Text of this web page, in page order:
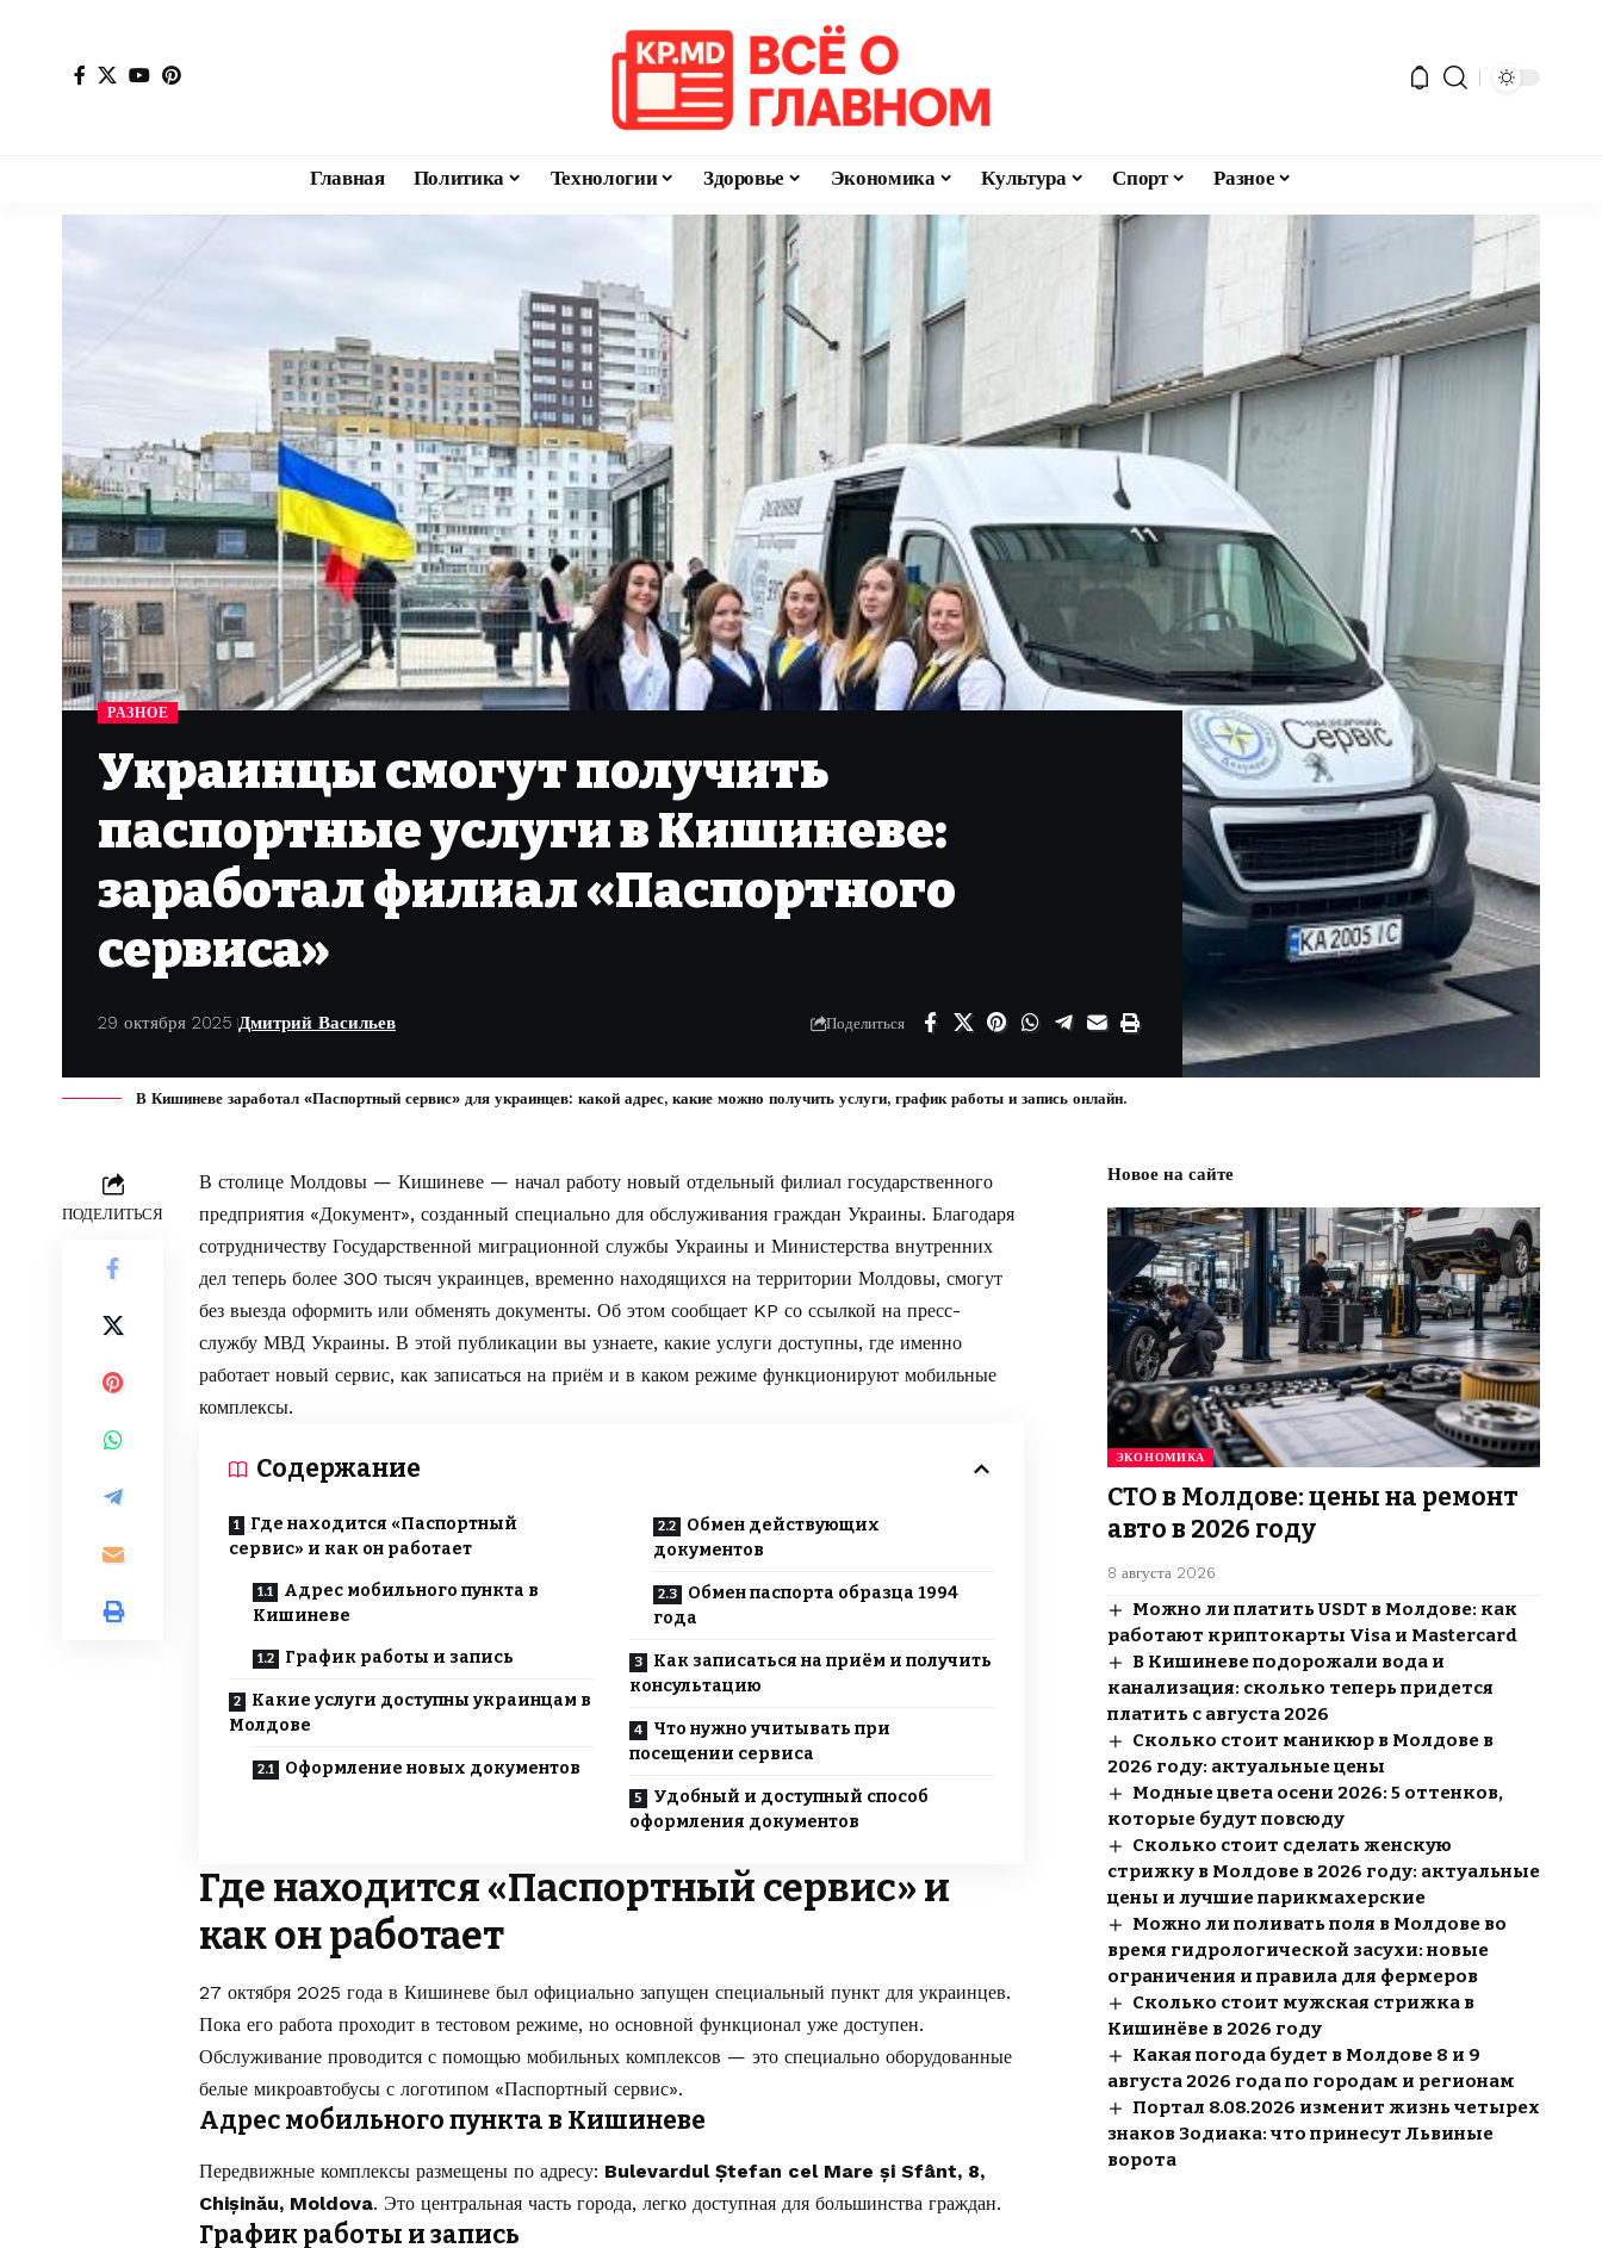
Главная Политика Технологии Здоровье Экономика Культура Спорт Разное
РАЗНОЕ
Украинцы смогут получить
паспортные услуги в Кишиневе:
заработал филиал «Паспортного
сервиса»
29 октября 2025 Дмитрий Васильев Поделиться
В Кишиневе заработал «Паспортный сервис» для украинцев: какой адрес, какие можно получить услуги, график работы и запись онлайн.
ПОДЕЛИТЬСЯ
В столице Молдовы — Кишиневе — начал работу новый отдельный филиал государственного
предприятия «Документ», созданный специально для обслуживания граждан Украины. Благодаря
сотрудничеству Государственной миграционной службы Украины и Министерства внутренних
дел теперь более 300 тысяч украинцев, временно находящихся на территории Молдовы, смогут
без выезда оформить или обменять документы. Об этом сообщает KP со ссылкой на пресс-
службу МВД Украины. В этой публикации вы узнаете, какие услуги доступны, где именно
работает новый сервис, как записаться на приём и в каком режиме функционируют мобильные
комплексы.
Содержание
Где находится «Паспортный
сервис» и как он работает
Адрес мобильного пункта в
Кишиневе
График работы и запись
Какие услуги доступны украинцам в
Молдове
Оформление новых документов
Обмен действующих
документов
Обмен паспорта образца 1994
года
Как записаться на приём и получить
консультацию
Что нужно учитывать при
посещении сервиса
Удобный и доступный способ
оформления документов
Где находится «Паспортный сервис» и
как он работает
27 октября 2025 года в Кишиневе был официально запущен специальный пункт для украинцев.
Пока его работа проходит в тестовом режиме, но основной функционал уже доступен.
Обслуживание проводится с помощью мобильных комплексов — это специально оборудованные
белые микроавтобусы с логотипом «Паспортный сервис».
Адрес мобильного пункта в Кишиневе
Передвижные комплексы размещены по адресу: Bulevardul Ștefan cel Mare și Sfânt, 8,
Chișinău, Moldova. Это центральная часть города, легко доступная для большинства граждан.
График работы и запись
Новое на сайте
ЭКОНОМИКА
СТО в Молдове: цены на ремонт
авто в 2026 году
8 августа 2026
Можно ли платить USDT в Молдове: как
работают криптокарты Visa и Mastercard
В Кишиневе подорожали вода и
канализация: сколько теперь придется
платить с августа 2026
Сколько стоит маникюр в Молдове в
2026 году: актуальные цены
Модные цвета осени 2026: 5 оттенков,
которые будут повсюду
Сколько стоит сделать женскую
стрижку в Молдове в 2026 году: актуальные
цены и лучшие парикмахерские
Можно ли поливать поля в Молдове во
время гидрологической засухи: новые
ограничения и правила для фермеров
Сколько стоит мужская стрижка в
Кишинёве в 2026 году
Какая погода будет в Молдове 8 и 9
августа 2026 года по городам и регионам
Портал 8.08.2026 изменит жизнь четырех
знаков Зодиака: что принесут Львиные
ворота